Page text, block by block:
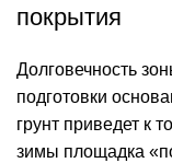
покрытия
Долговечность
подготовки
грунт приведет к
зимы площадка